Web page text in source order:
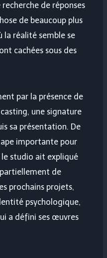
de réponses
de beaucoup plus
la réalité semble se
cachées sous des
par la présence de
une signature
sa présentation. De
importante pour
le studio ait expliqué
de
prochains projets,
psychologique,
a défini ses œuvres